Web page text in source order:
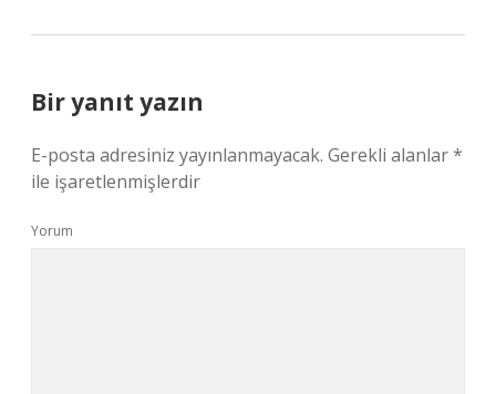
Bir yanıt yazın
E-posta adresiniz yayınlanmayacak. Gerekli alanlar*
ile işaretlenmişlerdir
Yorum